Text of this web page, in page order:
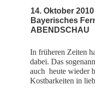
14. Oktober
Bayerisches
ABENDSCHAU
In früheren Zeiten
dabei. Das
auch heute wieder
Kostbarkeiten in